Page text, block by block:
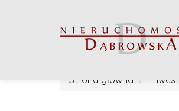
Strona główna